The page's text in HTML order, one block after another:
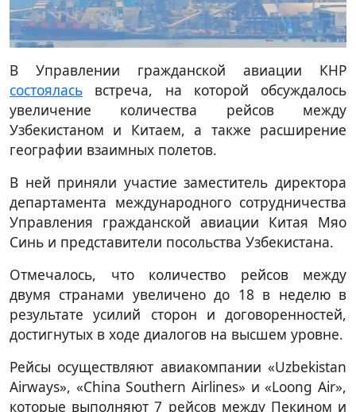
В Управлении гражданской авиации КНР
состоялась встреча, на которой обсуждалось
увеличение количества рейсов между
Узбекистаном и Китаем, а также расширение
географии взаимных полетов.
В ней приняли участие заместитель директора
департамента международного сотрудничества
Управления гражданской авиации Китая Мяо
Синь и представители посольства Узбекистана.
Отмечалось, что количество рейсов между
двумя странами увеличено до 18 в неделю в
результате усилий сторон и договоренностей,
достигнутых в ходе диалогов на высшем уровне.
Рейсы осуществляют авиакомпании «Uzbekistan
Airways», «China Southern Airlines» и «Loong Air»,
которые выполняют 7 рейсов между Пекином и